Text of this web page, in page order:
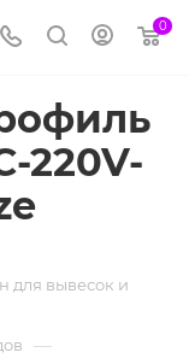
0
220V-
для вывесок и
—